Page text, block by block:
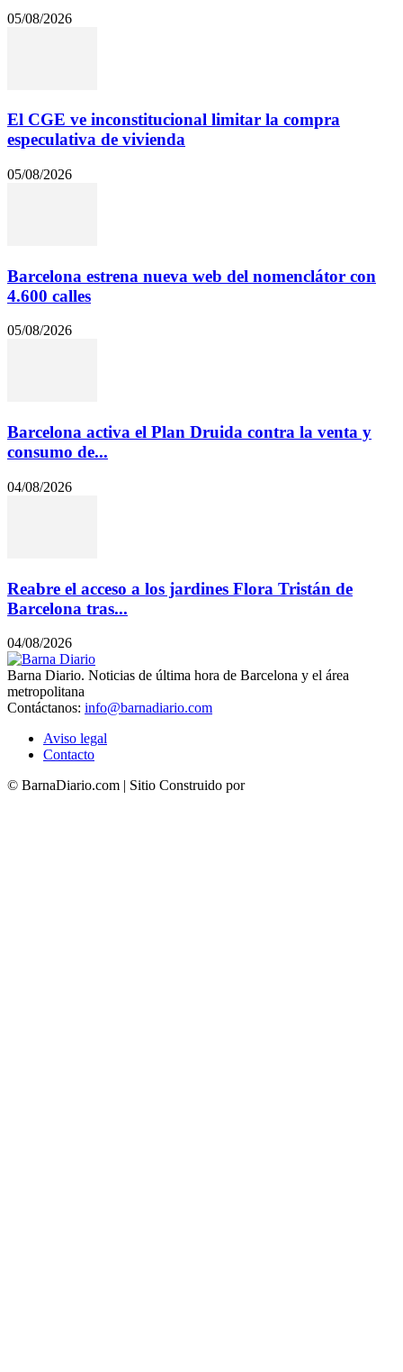
05/08/2026
El CGE ve inconstitucional limitar la compra
especulativa de vivienda
05/08/2026
Barcelona estrena nueva web del nomenclátor con
4.600 calles
05/08/2026
Barcelona activa el Plan Druida contra la venta y
consumo de...
04/08/2026
Reabre el acceso a los jardines Flora Tristán de
Barcelona tras...
04/08/2026
Barna Diario. Noticias de última hora de Barcelona y el área
metropolitana
Contáctanos: info@barnadiario.com
Aviso legal
Contacto
© BarnaDiario.com | Sitio Construido por